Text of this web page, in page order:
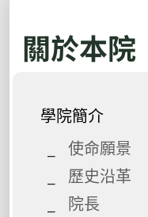
關於本院
學院簡介
使命願景
歷史沿革
院長